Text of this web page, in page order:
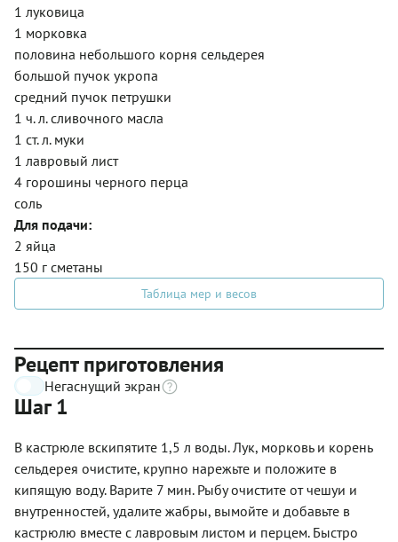
1 луковица
1 морковка
половина небольшого корня сельдерея
большой пучок укропа
средний пучок петрушки
1 ч. л. сливочного масла
1 ст. л. муки
1 лавровый лист
4 горошины черного перца
соль
Для подачи:
2 яйца
150 г сметаны
Таблица мер и весов
Рецепт приготовления
Негаснущий экран
Шаг 1
В кастрюле вскипятите 1,5 л воды. Лук, морковь и корень
сельдерея очистите, крупно нарежьте и положите в
кипящую воду. Варите 7 мин. Рыбу очистите от чешуи и
внутренностей, удалите жабры, вымойте и добавьте в
кастрюлю вместе с лавровым листом и перцем. Быстро